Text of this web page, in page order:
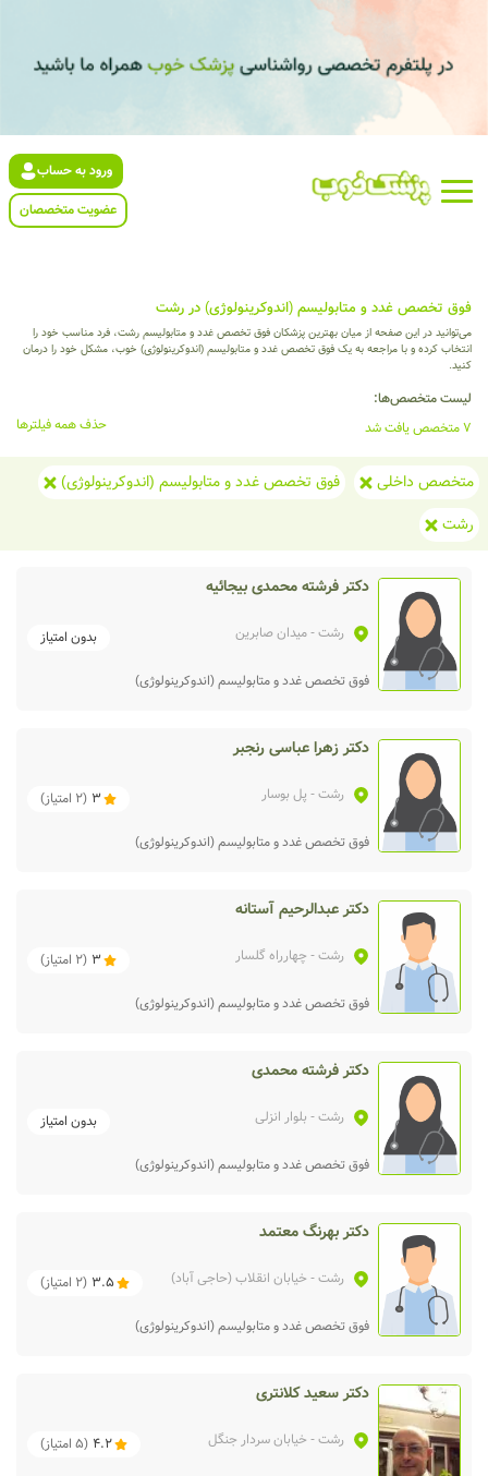
ورود به حساب
عضویت متخصصان
فوق تخصص غدد و متابولیسم (اندوکرینولوژی) در رشت
می‌توانید در این صفحه از میان بهترین پزشکان فوق تخصص غدد و متابولیسم رشت، فرد مناسب خود را
انتخاب کرده و با مراجعه به یک فوق تخصص غدد و متابولیسم (اندوکرینولوژی) خوب، مشکل خود را درمان
کنید.
لیست متخصص‌ها:
7 متخصص یافت شد
حذف همه فیلترها
متخصص داخلی
فوق تخصص غدد و متابولیسم (اندوکرینولوژی)
رشت
دکتر فرشته محمدی بیجائیه
رشت- میدان صابرین بدون امتیاز
فوق تخصص غدد و متابولیسم (اندوکرینولوژی)
دکتر زهرا عباسی رنجبر
رشت- پل بوسار 3
(
2 امتیاز)
فوق تخصص غدد و متابولیسم (اندوکرینولوژی)
دکتر عبدالرحیم آستانه
رشت- چهارراه گلسار 3
(
2 امتیاز)
فوق تخصص غدد و متابولیسم (اندوکرینولوژی)
دکتر فرشته محمدی
رشت- بلوار انزلی بدون امتیاز
فوق تخصص غدد و متابولیسم (اندوکرینولوژی)
دکتر بهرنگ معتمد
رشت- خیابان انقلاب (حاجی آباد) 3.5
(
2 امتیاز)
فوق تخصص غدد و متابولیسم (اندوکرینولوژی)
دکتر سعید کلانتری
رشت- خیابان سردار جنگل 4.2
(
5 امتیاز)